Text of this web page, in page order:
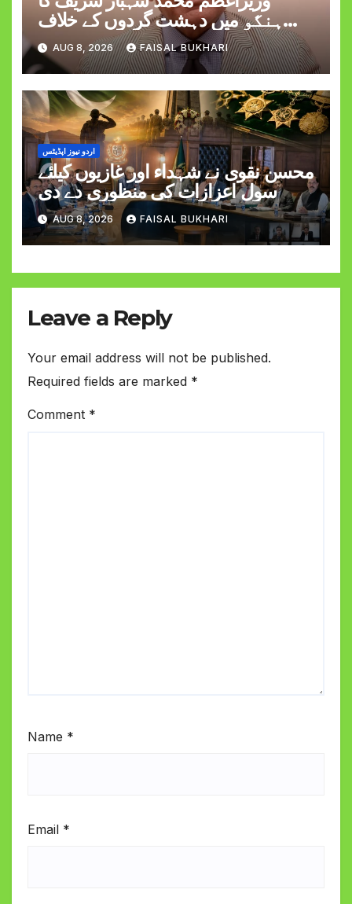
ہنگو میں دہشت گردوں کے خلاف
کارروائی کے دوران کیپٹن حمزہ اکرم
کی شہادت پر اظہارِ افسوس
AUG 8, 2026 FAISAL BUKHARI
اردو نیوز اپڈیٹس
محسن نقوی نے شہداء اور غازیوں کیلئے
سول اعزازات کی منظوری دے دی
AUG 8, 2026 FAISAL BUKHARI
Leave a Reply
Your email address will not be published.
Required fields are marked *
Comment *
Name *
Email *